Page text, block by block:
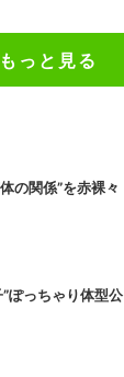
もっと見る
の関係”を赤裸々
ぽっちゃり体型公